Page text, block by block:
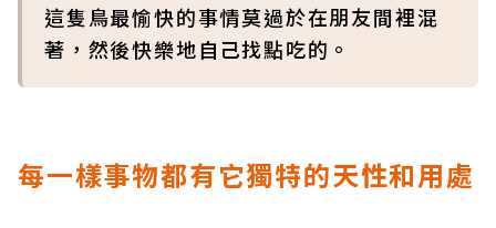
這隻鳥最愉快的事情莫過於在朋友間裡混
著，然後快樂地自己找點吃的。
每一樣事物都有它獨特的天性和用處